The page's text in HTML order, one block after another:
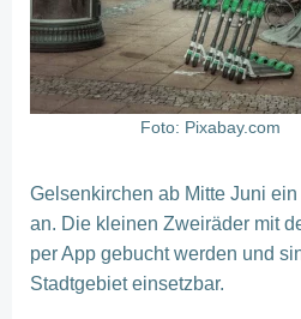
Foto: Pixabay.com
Gelsenkirchen ab Mitte Juni
an. Die kleinen Zweiräder mit
per App gebucht werden und
Stadtgebiet einsetzbar.